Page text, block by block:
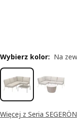
Więcej z Seria SEGERÖN
Wybierz kolor: